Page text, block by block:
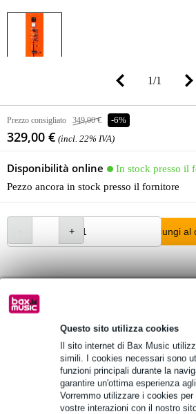
Questo sito utilizza cookies
Il sito internet di Bax Music
simili. I cookies necessari sono
funzioni principali durante la
garantire un'ottima esperienza
Vorremmo utilizzare i cookies
vostre interazioni con il nostro
1/1
Prezzo consigliato 349,00 € -6%
329,00 € (incl. 22% IVA)
Disponibilità online
In stock presso il
Pezzo ancora in stock presso il fornitore
Aggiungi
Ordine prima di 16:00 = in circa 11
Oltre 48.000 articoli disponibili
1.250 marchi leader
Scegli adesso i 2 anni di
vantaggi!
16,45 € di premio